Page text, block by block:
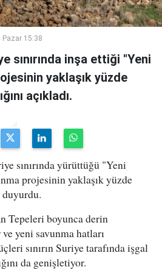
15:38
sınırında inşa ettiği "Yeni
yaklaşık yüzde
açıkladı.
sınırında yürüttüğü "Yeni
projesinin yaklaşık yüzde
duyurdu.
Tepeleri boyunca derin
yeni savunma hatları
sınırın Suriye tarafında işgal
da genişletiyor.